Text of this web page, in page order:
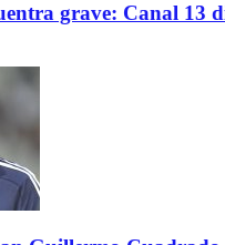
grave: Canal 13